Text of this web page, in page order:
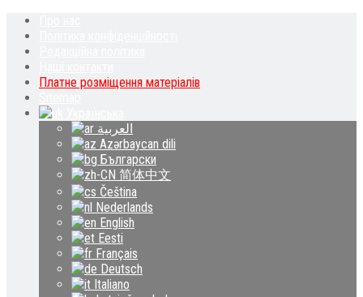
Платне розміщення матеріалів
العربية
Azərbaycan dili
Български
简体中文
Čeština‎
Nederlands
English
Eesti
Français
Deutsch
Italiano